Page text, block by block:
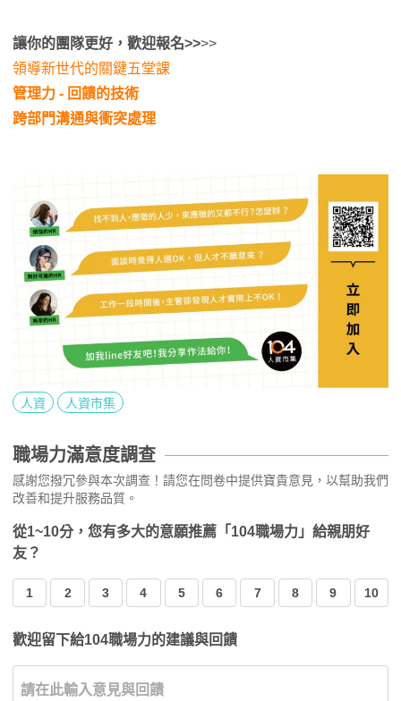
讓你的團隊更好，歡迎報名>>>>
領導新世代的關鍵五堂課
管理力 - 回饋的技術
跨部門溝通與衝突處理
人資 人資市集
職場力滿意度調查
感謝您撥冗參與本次調查！請您在問卷中提供寶貴意見，以幫助我們
改善和提升服務品質。
從1~10分，您有多大的意願推薦「104職場力」給親朋好
友？
1 2 3 4 5 6 7 8 9 10
歡迎留下給104職場力的建議與回饋